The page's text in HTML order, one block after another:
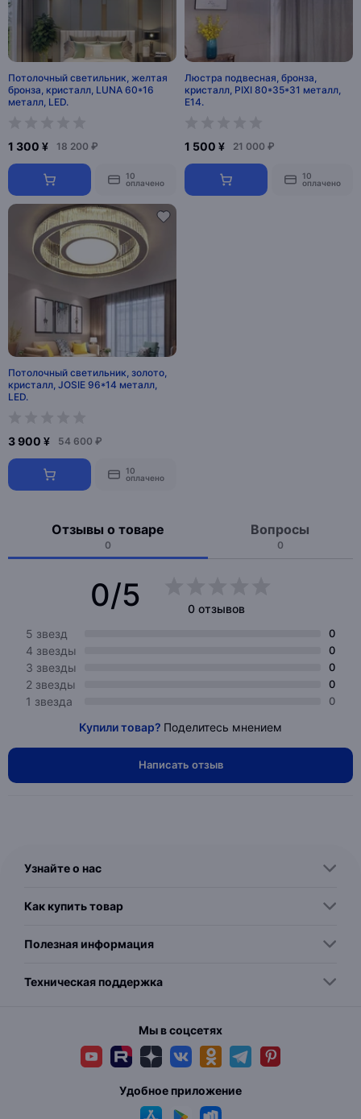
Потолочный светильник, желтая
бронза, кристалл, LUNA 60*16
металл, LED.
1 300 ¥ 18 200 ₽
10
оплачено
Люстра подвесная, бронза,
кристалл, PIXI 80*35*31 металл,
E14.
1 500 ¥ 21 000 ₽
10
оплачено
Потолочный светильник, золото,
кристалл, JOSIE 96*14 металл,
LED.
3 900 ¥ 54 600 ₽
10
оплачено
Отзывы о товаре
0
Вопросы
0
0/5
0 отзывов
5 звезд
0
4 звезды 0
3 звезды 0
2 звезды 0
1 звезда 0
Купили товар? Поделитесь мнением
Написать отзыв
Узнайте о нас
Как купить товар
Полезная информация
Техническая поддержка
Мы в соцсетях
Удобное приложение